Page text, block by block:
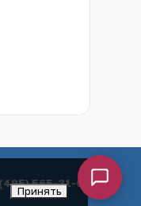
565-31-09
Принять